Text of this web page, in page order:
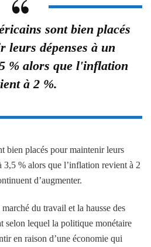
sont bien placés
leurs dépenses à un
% alors que l'inflation
à 2 %.
bien placés pour maintenir leurs
3,5 % alors que l’inflation revient à 2
d’augmenter.
du travail et la hausse des
selon lequel la politique monétaire
en raison d’une économie qui